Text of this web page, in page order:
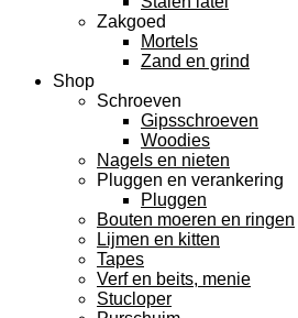
Zakgoed
Mortels
Zand en grind
Shop
Schroeven
Gipsschroeven
Woodies
Nagels en nieten
Pluggen en verankering
Pluggen
Bouten moeren en ringen
Lijmen en kitten
Tapes
Verf en beits, menie
Stucloper